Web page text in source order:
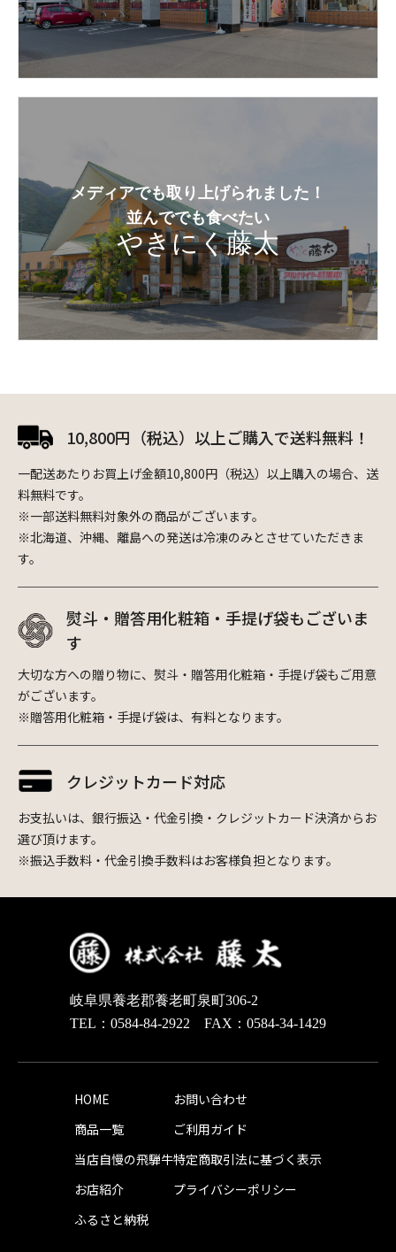
やきにく藤太
メディアでも取り上げられました！
並んででも食べたい
10,800円（税込）以上ご購入で送料無料！
一配送あたりお買上げ金額10,800円（税込）以上購入の場合、送
料無料です。
※一部送料無料対象外の商品がございます。
※北海道、沖縄、離島への発送は冷凍のみとさせていただきま
す。
熨斗・贈答用化粧箱・手提げ袋もございま
す
大切な方への贈り物に、熨斗・贈答用化粧箱・手提げ袋もご用意
がございます。
※贈答用化粧箱・手提げ袋は、有料となります。
クレジットカード対応
お支払いは、銀行振込・代金引換・クレジットカード決済からお
選び頂けます。
※振込手数料・代金引換手数料はお客様負担となります。
岐阜県養老郡養老町泉町306-2
TEL：0584-84-2922 FAX：0584-34-1429
HOME
商品一覧
当店自慢の飛騨牛
お店紹介
ふるさと納税
お問い合わせ
ご利用ガイド
特定商取引法に基づく表示
プライバシーポリシー